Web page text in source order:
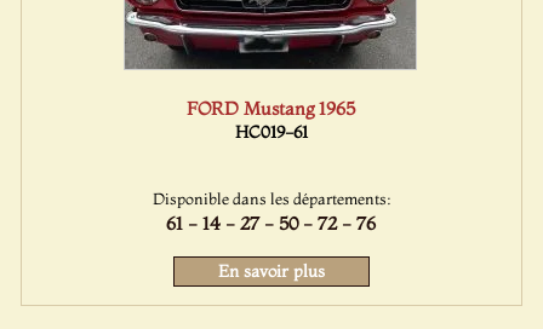
FORD Mustang 1965
HC019-61
Disponible dans les départements:
61 - 14 - 27 - 50 - 72 - 76
En savoir plus